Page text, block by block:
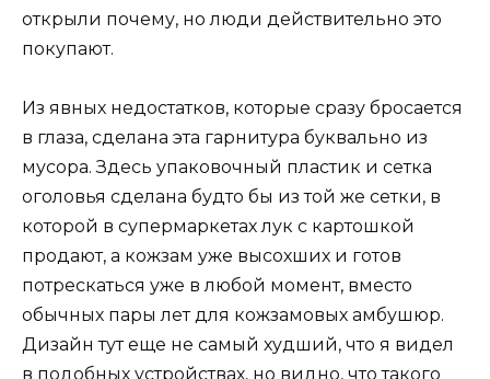
открыли почему, но люди действительно это
покупают.
Из явных недостатков, которые сразу бросается
в глаза, сделана эта гарнитура буквально из
мусора. Здесь упаковочный пластик и сетка
оголовья сделана будто бы из той же сетки, в
которой в супермаркетах лук с картошкой
продают, а кожзам уже высохших и готов
потрескаться уже в любой момент, вместо
обычных пары лет для кожзамовых амбушюр.
Дизайн тут еще не самый худший, что я видел
в подобных устройствах, но видно, что такого